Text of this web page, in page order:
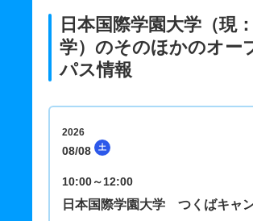
日本国際学園大学（現
学）のそのほかのオー
パス情報
2026
08/08 土
10:00～12:00
日本国際学園大学 つくばキャ